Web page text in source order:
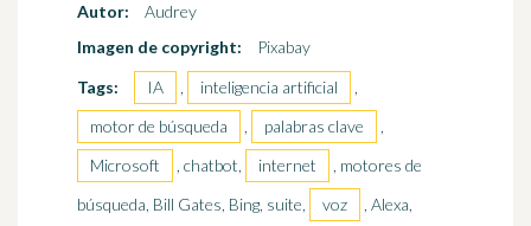
Autor:
Audrey
Imagen de copyright:
Pixabay
Tags:
IA , inteligencia artificial
,
motor de búsqueda
, palabras clave
,
Microsoft
, chatbot, internet
, motores de
búsqueda, Bill Gates, Bing, suite,
voz
, Alexa,